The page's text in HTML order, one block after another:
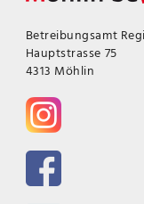
Betreibungsamt
Hauptstrasse 75
4313 Möhlin